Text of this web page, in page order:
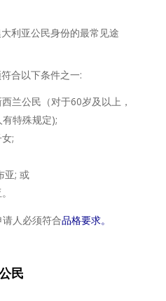
利亚公民身份的最常见途
合以下条件之一:
兰公民（对于60岁及以上，
特殊规定);
;
亚; 或
人必须符合品格要求。
民